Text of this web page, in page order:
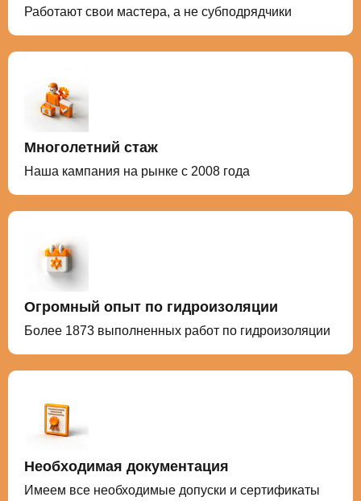
Работают свои мастера, а не субподрядчики
Многолетний стаж
Наша кампания на рынке с 2008 года
Огромный опыт по гидроизоляции
Более 1873 выполненных работ по гидроизоляции
Необходимая документация
Имеем все необходимые допуски и сертификаты